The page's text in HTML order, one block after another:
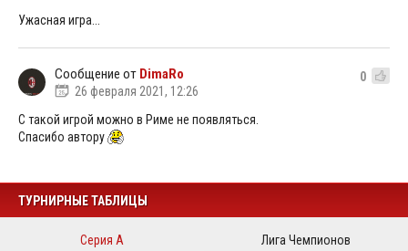
Ужасная игра...
Сообщение от DimaRo
26 февраля 2021, 12:26
0
С такой игрой можно в Риме не появляться.
Спасибо автору
ТУРНИРНЫЕ ТАБЛИЦЫ
Серия А Лига Чемпионов